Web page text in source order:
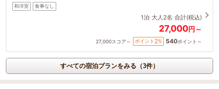
和洋室 食事なし
1泊 大人2名 合計(税込)
27,000円～
27,000スコア～ ポイント 2% 540ポイント～
すべての宿泊プランをみる（3件）